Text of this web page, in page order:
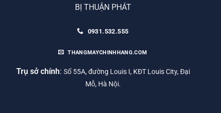
BỊ THUẬN PHÁT
0931.532.555
THANGMAYCHINHHANG.COM
Trụ sở chính: Số 55A, đường Louis I, KĐT Louis City, Đại
Mỗ, Hà Nội.